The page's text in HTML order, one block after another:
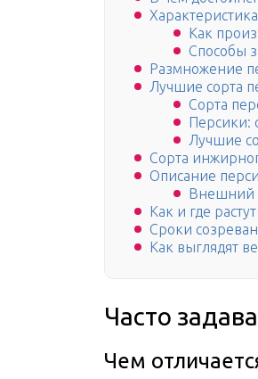
Характеристика
Как
Способы
Размножение
Лучшие сорта
Сорта
Персики:
Лучшие
Сорта
Описание
Внешний
Как и где
Сроки
Как выглядят
Часто
Чем